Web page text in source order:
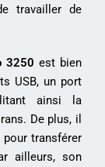
travailler de
3250 est bien
USB, un port
ainsi la
De plus, il
pour transférer
ailleurs, son